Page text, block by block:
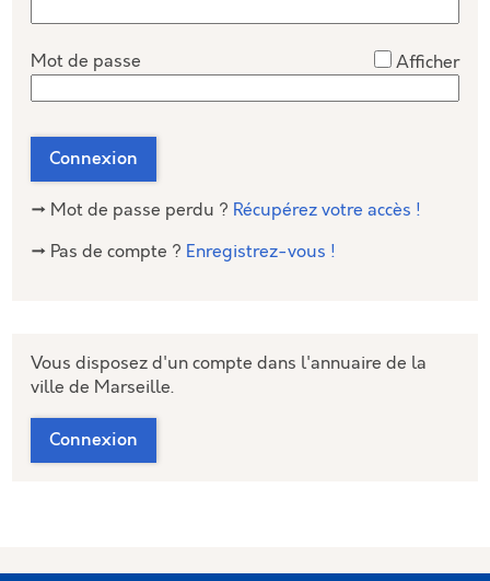
Mot de passe Afficher
Connexion
→ Mot de passe perdu ? Récupérez votre accès !
→ Pas de compte ? Enregistrez-vous !
Vous disposez d'un compte dans l'annuaire de la
ville de Marseille.
Connexion